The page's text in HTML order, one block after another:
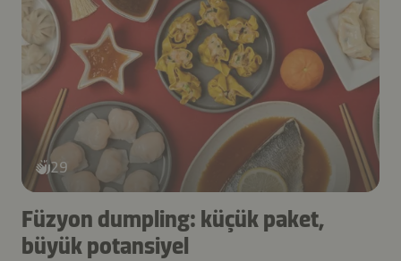
29
Füzyon dumpling: küçük paket,
büyük potansiyel